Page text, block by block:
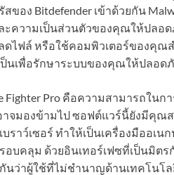
อง Bitdefender เข้าด้วยกัน
ความเป็นส่วนตัวของคุณให้ปลอด
ดไฟล์ หรือใช้คอมพิวเตอร์ของคุณ
ป็นเพื่อรักษาระบบของคุณให้ปลอด
Pro คือความสามารถในก
จมองข้ามไป ซอฟต์แวร์นี้ยังมีคุณ
ราว์เซอร์ ทำให้เป็นเครื่องมืออเน
บคลุม ด้วยอินเทอร์เฟซที่เป็นมิตร
กันว่าผู้ใช้ที่ไม่ชำนาญด้านเทคโนโ